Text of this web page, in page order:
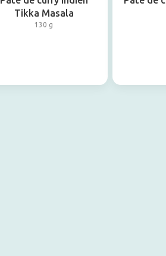
Tikka Masala
130 g